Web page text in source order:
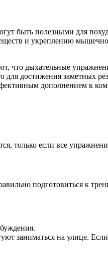
быть полезными для
и укреплению
что дыхательные
достижения заметных
дополнением к
только если все
подготовиться к
заниматься на улице.